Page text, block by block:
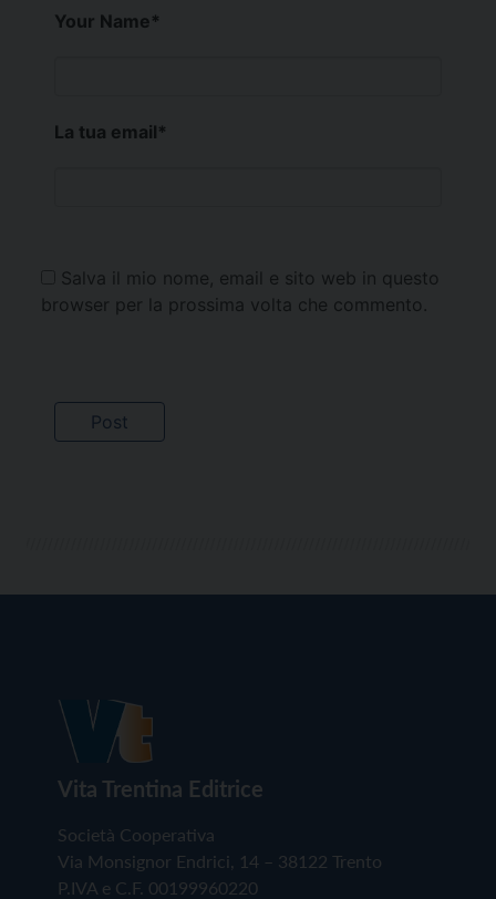
Your Name*
La tua email*
Salva il mio nome, email e sito web in questo
browser per la prossima volta che commento.
Vita Trentina Editrice
Società Cooperativa
Via Monsignor Endrici, 14 – 38122 Trento
P.IVA e C.F. 00199960220